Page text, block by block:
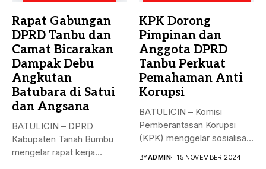
Rapat Gabungan
DPRD Tanbu dan
Camat Bicarakan
Dampak Debu
Angkutan
Batubara di Satui
dan Angsana
BATULICIN – DPRD
Kabupaten Tanah Bumbu
mengelar rapat kerja
KPK Dorong
Pimpinan dan
Anggota DPRD
Tanbu Perkuat
Pemahaman Anti
Korupsi
BATULICIN – Komisi
Pemberantasan Korupsi
(KPK) menggelar sosialisasi
BYADMIN 15 NOVEMBER 2024